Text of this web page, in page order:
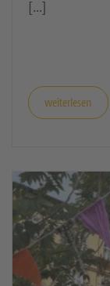
[…]
weiterlesen